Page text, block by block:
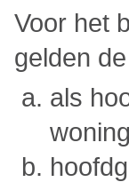
Voor het
gelden
als